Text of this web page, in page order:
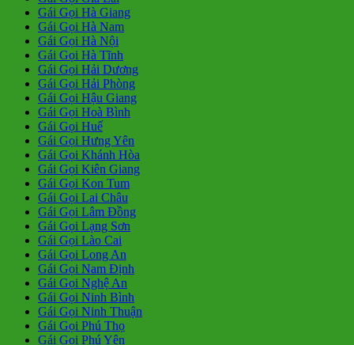
Gái Gọi Hà Giang
Gái Gọi Hà Nam
Gái Gọi Hà Nội
Gái Gọi Hà Tĩnh
Gái Gọi Hải Dương
Gái Gọi Hải Phòng
Gái Gọi Hậu Giang
Gái Gọi Hoà Bình
Gái Gọi Huế
Gái Gọi Hưng Yên
Gái Gọi Khánh Hòa
Gái Gọi Kiên Giang
Gái Gọi Kon Tum
Gái Gọi Lai Châu
Gái Gọi Lâm Đồng
Gái Gọi Lạng Sơn
Gái Gọi Lào Cai
Gái Gọi Long An
Gái Gọi Nam Định
Gái Gọi Nghệ An
Gái Gọi Ninh Bình
Gái Gọi Ninh Thuận
Gái Gọi Phú Thọ
Gái Gọi Phú Yên